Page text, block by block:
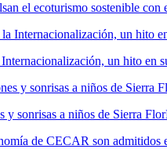
el ecoturismo sostenible
un hito en
sonrisas a niños de Sierra Flor